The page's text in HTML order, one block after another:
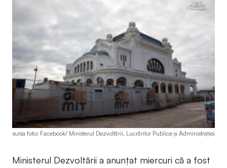
sursa foto: Facebook/ Ministerul Dezvoltării, Lucrărilor Publice şi Administraţiei
Ministerul Dezvoltării a anunțat miercuri că a fost